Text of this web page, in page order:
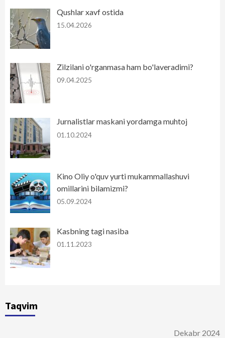
Qushlar xavf ostida
15.04.2026
Zilzilani o'rganmasa ham bo'laveradimi?
09.04.2025
Jurnalistlar maskani yordamga muhtoj
01.10.2024
Kino Oliy o'quv yurti mukammallashuvi
omillarini bilamizmi?
05.09.2024
Kasbning tagi nasiba
01.11.2023
Taqvim
Dekabr 2024